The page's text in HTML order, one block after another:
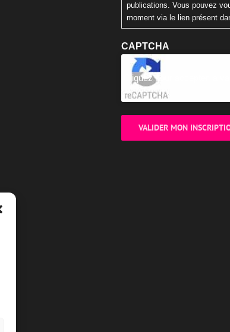
publications. Vous pouvez
moment via le lien présent
CAPTCHA
Cliquez pour accepter la